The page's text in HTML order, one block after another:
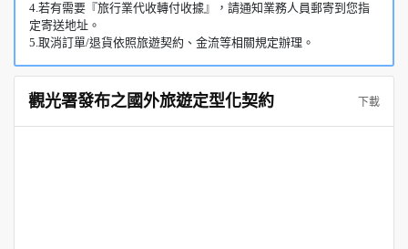
4.若有需要『旅行業代收轉付收據』，請通知業務人員郵寄到您指
定寄送地址。
5.取消訂單/退貨依照旅遊契約、金流等相關規定辦理。
觀光署發布之國外旅遊定型化契約 下載